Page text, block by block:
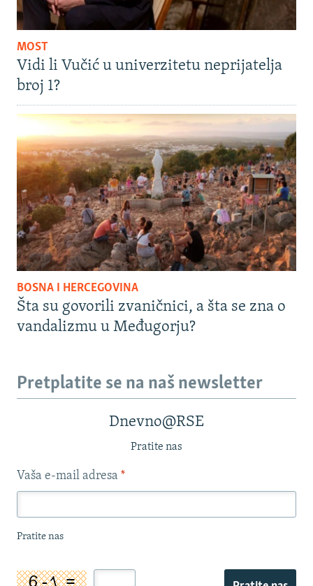
MOST
Vidi li Vučić u univerzitetu neprijatelja
broj 1?
BOSNA I HERCEGOVINA
Šta su govorili zvaničnici, a šta se zna o
vandalizmu u Međugorju?
Pretplatite se na naš newsletter
Dnevno@RSE
Pratite nas
Vaša e-mail adresa *
Pratite nas